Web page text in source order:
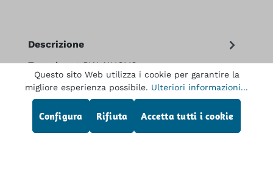
Descrizione
Tourniquet PW, NUOVO
Linea telefonica di assistenza
Questo sito Web utilizza i cookie per garantire la
migliore esperienza possibile. Ulteriori informazioni...
Rifiuta
Configura Accetta tutti i cookie